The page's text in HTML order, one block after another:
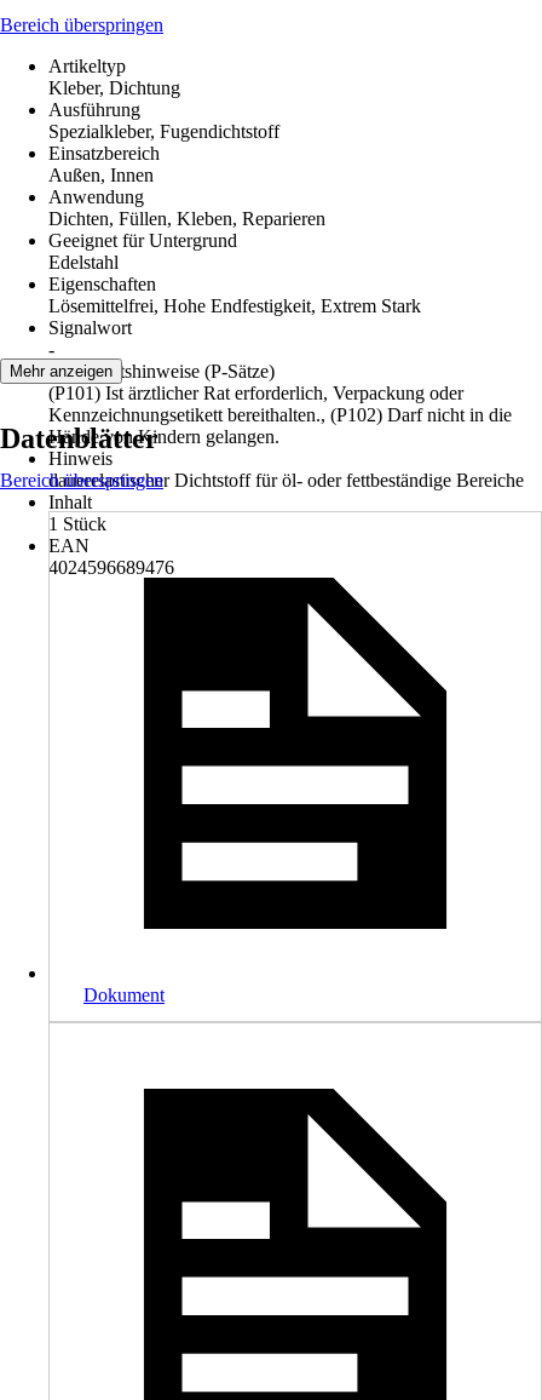
Bereich überspringen
Artikeltyp
Kleber, Dichtung
Ausführung
Spezialkleber, Fugendichtstoff
Einsatzbereich
Außen, Innen
Anwendung
Dichten, Füllen, Kleben, Reparieren
Geeignet für Untergrund
Edelstahl
Eigenschaften
Lösemittelfrei, Hohe Endfestigkeit, Extrem Stark
Signalwort
-
Sicherheitshinweise (P-Sätze)
(P101) Ist ärztlicher Rat erforderlich, Verpackung oder
Kennzeichnungsetikett bereithalten., (P102) Darf nicht in die
Hände von Kindern gelangen.
Hinweis
dauerelastischer Dichtstoff für öl- oder fettbeständige Bereiche
Inhalt
1 Stück
EAN
4024596689476
Mehr anzeigen
Datenblätter
Bereich überspringen
Dokument